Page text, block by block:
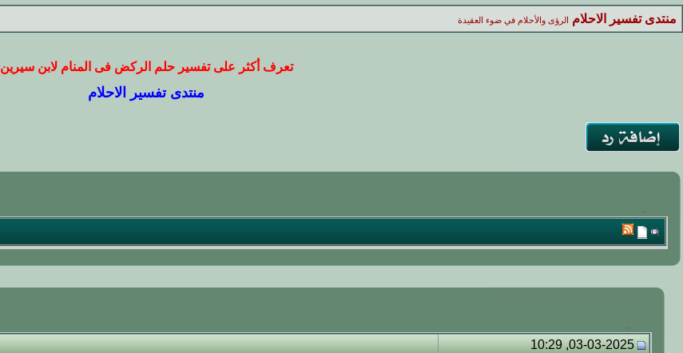
منتدى تفسير الاحلام الرؤى والأحلام في ضوء العقيدة
تعرف أكثر على تفسير حلم الركض فى المنام لابن سيرين
منتدى تفسير الاحلام
03-03-2025, 10:29